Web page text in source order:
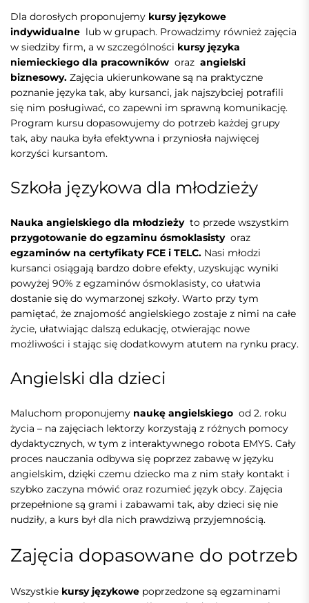
Dla dorosłych proponujemy kursy językowe
indywidualne lub w grupach. Prowadzimy również zajęcia
w siedziby firm, a w szczególności kursy języka
niemieckiego dla pracowników oraz angielski
biznesowy. Zajęcia ukierunkowane są na praktyczne
poznanie języka tak, aby kursanci, jak najszybciej potrafili
się nim posługiwać, co zapewni im sprawną komunikację.
Program kursu dopasowujemy do potrzeb każdej grupy
tak, aby nauka była efektywna i przyniosła najwięcej
korzyści kursantom.
Szkoła językowa dla młodzieży
Nauka angielskiego dla młodzieży to przede wszystkim
przygotowanie do egzaminu ósmoklasisty oraz
egzaminów na certyfikaty FCE i TELC. Nasi młodzi
kursanci osiągają bardzo dobre efekty, uzyskując wyniki
powyżej 90% z egzaminów ósmoklasisty, co ułatwia
dostanie się do wymarzonej szkoły. Warto przy tym
pamiętać, że znajomość angielskiego zostaje z nimi na całe
życie, ułatwiając dalszą edukację, otwierając nowe
możliwości i stając się dodatkowym atutem na rynku pracy.
Angielski dla dzieci
Maluchom proponujemy naukę angielskiego od 2. roku
życia – na zajęciach lektorzy korzystają z różnych pomocy
dydaktycznych, w tym z interaktywnego robota EMYS. Cały
proces nauczania odbywa się poprzez zabawę w języku
angielskim, dzięki czemu dziecko ma z nim stały kontakt i
szybko zaczyna mówić oraz rozumieć język obcy. Zajęcia
przepełnione są grami i zabawami tak, aby dzieci się nie
nudziły, a kurs był dla nich prawdziwą przyjemnością.
Zajęcia dopasowane do potrzeb
Wszystkie kursy językowe poprzedzone są egzaminami